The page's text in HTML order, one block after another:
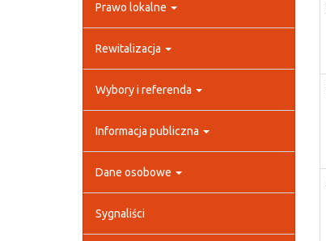
Prawo lokalne
Rewitalizacja
Wybory i referenda
Informacja publiczna
Dane osobowe
Sygnaliści